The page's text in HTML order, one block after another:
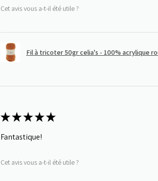
Cet avis vous a-t-il été utile ?
Fil à tricoter 50gr celia's - 100% acrylique
★★★★★
Fantastique!
Cet avis vous a-t-il été utile ?